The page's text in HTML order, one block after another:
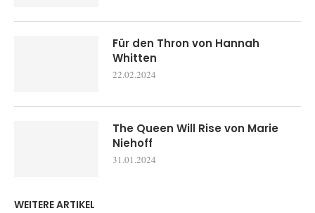
Für den Thron von Hannah
Whitten
22.02.2024
The Queen Will Rise von Marie
Niehoff
31.01.2024
WEITERE ARTIKEL